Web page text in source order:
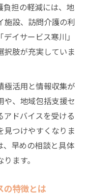
負担の軽減には、地
施設、訪問介護の利
イサービス寒川」
択肢が充実していま
極活用と情報収集が
や、地域包括支援セ
アドバイスを受ける
見つけやすくなりま
、早めの相談と具体
ます。
の特徴とは